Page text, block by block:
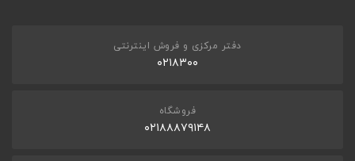
دفتر مرکزی و فروش اینترنتی
۰۲۱۸۳۰۰
فروشگاه
۰۲۱۸۸۸۷۹۱۴۸